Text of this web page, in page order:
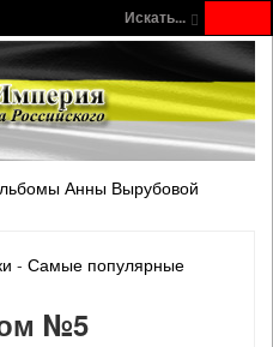
Искать...
Анны Вырубовой
- Самые популярные
№5